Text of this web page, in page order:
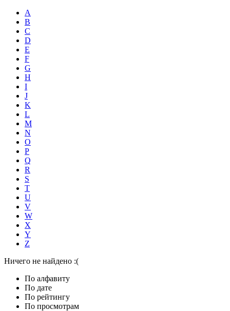
A
B
C
D
E
F
G
H
I
J
K
L
M
N
O
P
Q
R
S
T
U
V
W
X
Y
Z
Ничего не найдено :(
По алфавиту
По дате
По рейтингу
По просмотрам